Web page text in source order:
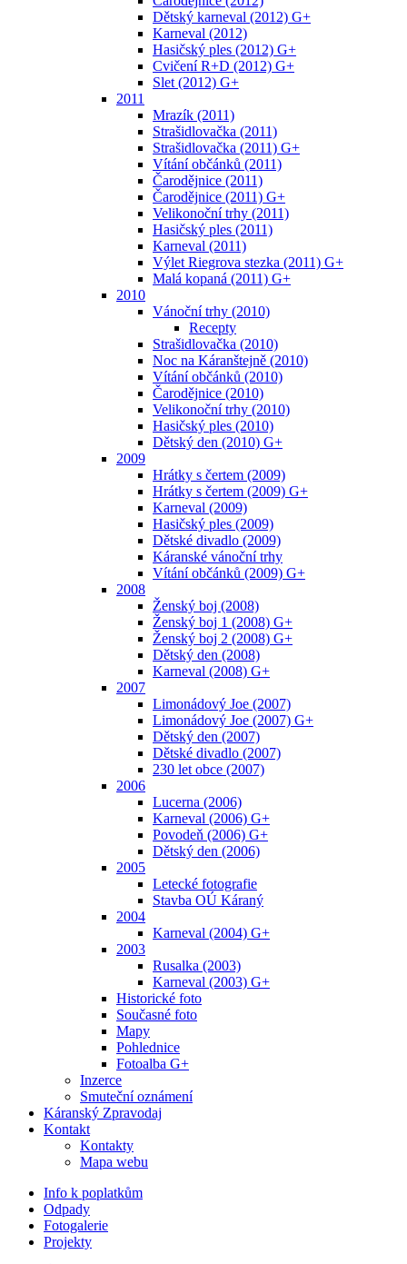
Dětský karneval (2012) G+
Karneval (2012)
Hasičský ples (2012) G+
Cvičení R+D (2012) G+
Slet (2012) G+
2011
Mrazík (2011)
Strašidlovačka (2011)
Strašidlovačka (2011) G+
Vítání občánků (2011)
Čarodějnice (2011)
Čarodějnice (2011) G+
Velikonoční trhy (2011)
Hasičský ples (2011)
Karneval (2011)
Výlet Riegrova stezka (2011) G+
Malá kopaná (2011) G+
2010
Vánoční trhy (2010)
Recepty
Strašidlovačka (2010)
Noc na Káranštejně (2010)
Vítání občánků (2010)
Čarodějnice (2010)
Velikonoční trhy (2010)
Hasičský ples (2010)
Dětský den (2010) G+
2009
Hrátky s čertem (2009)
Hrátky s čertem (2009) G+
Karneval (2009)
Hasičský ples (2009)
Dětské divadlo (2009)
Káranské vánoční trhy
Vítání občánků (2009) G+
2008
Ženský boj (2008)
Ženský boj 1 (2008) G+
Ženský boj 2 (2008) G+
Dětský den (2008)
Karneval (2008) G+
2007
Limonádový Joe (2007)
Limonádový Joe (2007) G+
Dětský den (2007)
Dětské divadlo (2007)
230 let obce (2007)
2006
Lucerna (2006)
Karneval (2006) G+
Povodeň (2006) G+
Dětský den (2006)
2005
Letecké fotografie
Stavba OÚ Káraný
2004
Karneval (2004) G+
2003
Rusalka (2003)
Karneval (2003) G+
Historické foto
Současné foto
Mapy
Pohlednice
Fotoalba G+
Inzerce
Smuteční oznámení
Káranský Zpravodaj
Kontakt
Kontakty
Mapa webu
Info k poplatkům
Odpady
Fotogalerie
Projekty